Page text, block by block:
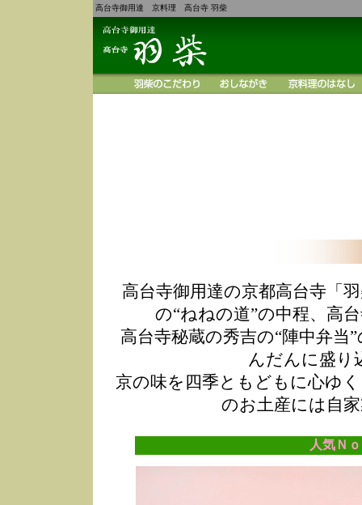
高台寺御用達 京料理 高台寺 羽柴
高台寺御用達の京都高台寺「
の“ねねの道”の中程、高
高台寺秘蔵の秀吉の“陣中弁
んだんに盛り
京の味を四季ともどもに心ゆ
のお土産には自
人気Ｎ